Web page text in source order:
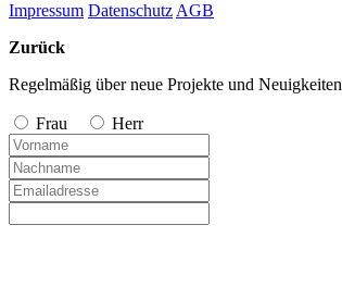
Impressum DatenschutzAGB
Zurück
Regelmäßig über neue Projekte und
Frau Herr